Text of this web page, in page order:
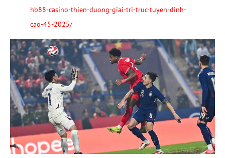
hb88-casino-thien-duong-giai-tri-truc-tuyen-dinh-
cao-45-2025/